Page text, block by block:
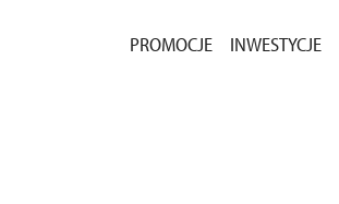
PROMOCJE
INWESTYCJE